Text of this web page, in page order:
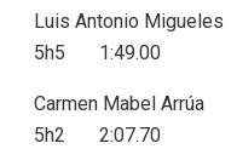
Luis Antonio
5h5 1:49.00
Carmen Mabel
5h2 2:07.70